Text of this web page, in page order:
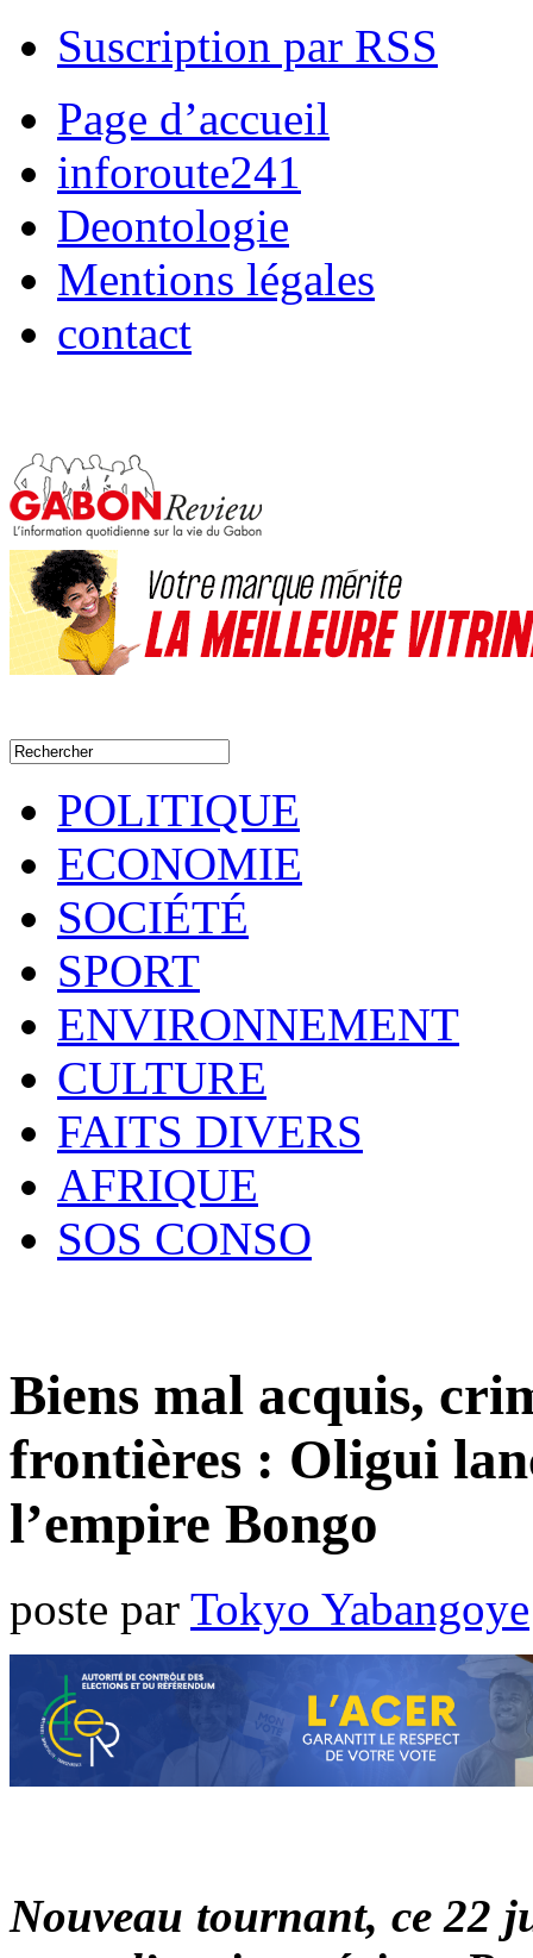
Suscription par RSS
Page d’accueil
inforoute241
Deontologie
Mentions légales
contact
POLITIQUE
ECONOMIE
SOCIÉTÉ
SPORT
ENVIRONNEMENT
CULTURE
FAITS DIVERS
AFRIQUE
SOS CONSO
Biens mal acquis,
frontières : Oligui
l’empire Bongo
poste par Tokyo Yabangoye
Nouveau tournant, ce 22